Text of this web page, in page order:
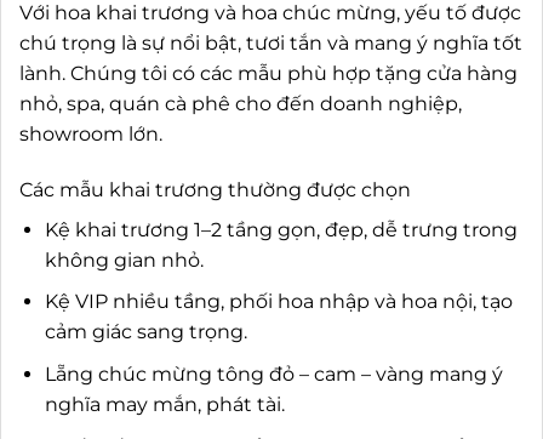
Với hoa khai trương và hoa chúc mừng, yếu tố được
chú trọng là sự nổi bật, tươi tắn và mang ý nghĩa tốt
lành. Chúng tôi có các mẫu phù hợp tặng cửa hàng
nhỏ, spa, quán cà phê cho đến doanh nghiệp,
showroom lớn.
Các mẫu khai trương thường được chọn
Kệ khai trương 1–2 tầng gọn, đẹp, dễ trưng trong
không gian nhỏ.
Kệ VIP nhiều tầng, phối hoa nhập và hoa nội, tạo
cảm giác sang trọng.
Lẵng chúc mừng tông đỏ – cam – vàng mang ý
nghĩa may mắn, phát tài.